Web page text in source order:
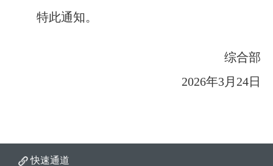
特此通知。
综合部
2026年3月 24日
快速通道